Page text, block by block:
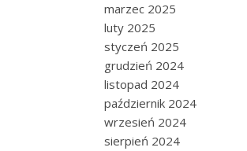
marzec 2025
luty 2025
styczeń 2025
grudzień 2024
listopad 2024
październik 2024
wrzesień 2024
sierpień 2024